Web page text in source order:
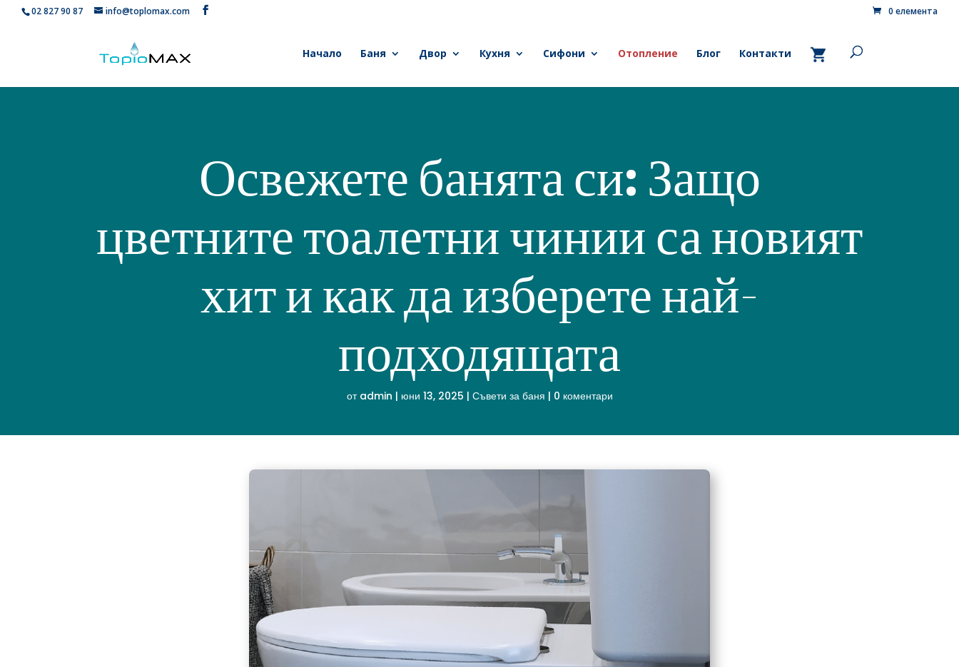
02 827 90 87 info@toplomax.com 0 елемента
Начало Баня Двор Кухня Сифони Отопление Блог Контакти
Освежете банята си: Защо
цветните тоалетни чинии са новият
хит и как да изберете най-
подходящата
от admin | юни 13, 2025 | Съвети за баня | 0 коментари